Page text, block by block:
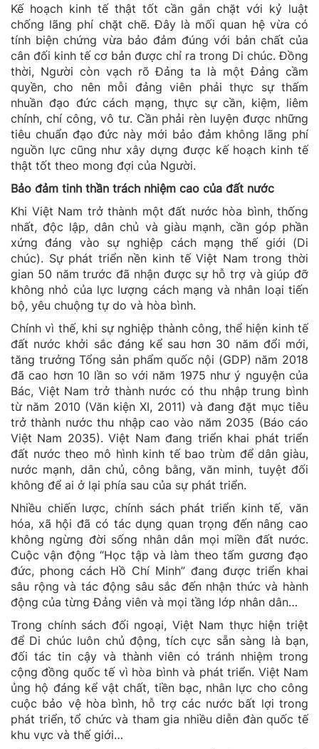
Kế hoạch kinh tế thật tốt cần gắn chặt với kỷ luật
chống lãng phí chặt chẽ. Đây là mối quan hệ vừa có
tính biện chứng vừa bảo đảm đúng với bản chất của
cân đối kinh tế cơ bản được chỉ ra trong Di chúc. Đồng
thời, Người còn vạch rõ Đảng ta là một Đảng cầm
quyền, cho nên mỗi đảng viên phải thực sự thấm
nhuần đạo đức cách mạng, thực sự cần, kiệm, liêm
chính, chí công, vô tư. Cần phải rèn luyện được những
tiêu chuẩn đạo đức này mới bảo đảm không lãng phí
nguồn lực cũng như xây dựng được kế hoạch kinh tế
thật tốt theo mong đợi của Người.
Bảo đảm tinh thần trách nhiệm cao của đất nước
Khi Việt Nam trở thành một đất nước hòa bình, thống
nhất, độc lập, dân chủ và giàu mạnh, cần góp phần
xứng đáng vào sự nghiệp cách mạng thế giới (Di
chúc). Sự phát triển nền kinh tế Việt Nam trong thời
gian 50 năm trước đã nhận được sự hỗ trợ và giúp đỡ
không nhỏ của lực lượng cách mạng và nhân loại tiến
bộ, yêu chuộng tự do và hòa bình.
Chính vì thế, khi sự nghiệp thành công, thể hiện kinh tế
đất nước khởi sắc đáng kể sau hơn 30 năm đổi mới,
tăng trưởng Tổng sản phẩm quốc nội (GDP) năm 2018
đã cao hơn 10 lần so với năm 1975 như ý nguyện của
Bác, Việt Nam trở thành nước có thu nhập trung bình
từ năm 2010 (Văn kiện XI, 2011) và đang đặt mục tiêu
trở thành nước thu nhập cao vào năm 2035 (Báo cáo
Việt Nam 2035). Việt Nam đang triển khai phát triển
đất nước theo mô hình kinh tế bao trùm để dân giàu,
nước mạnh, dân chủ, công bằng, văn minh, tuyệt đối
không để ai ở lại phía sau của sự phát triển.
Nhiều chiến lược, chính sách phát triển kinh tế, văn
hóa, xã hội đã có tác dụng quan trọng đến nâng cao
không ngừng đời sống nhân dân mọi miền đất nước.
Cuộc vận động “Học tập và làm theo tấm gương đạo
đức, phong cách Hồ Chí Minh” đang được triển khai
sâu rộng và tác động sâu sắc đến nhận thức và hành
động của từng Đảng viên và mọi tầng lớp nhân dân…
Trong chính sách đối ngoại, Việt Nam thực hiện triệt
để Di chúc luôn chủ động, tích cực sẵn sàng là bạn,
đối tác tin cậy và thành viên có tránh nhiệm trong
cộng đồng quốc tế vì hòa bình và phát triển. Việt Nam
ủng hộ đáng kể vật chất, tiền bạc, nhân lực cho công
cuộc bảo vệ hòa bình, hỗ trợ các nước bất lợi trong
phát triển, tổ chức và tham gia nhiều diễn đàn quốc tế
khu vực và thế giới…